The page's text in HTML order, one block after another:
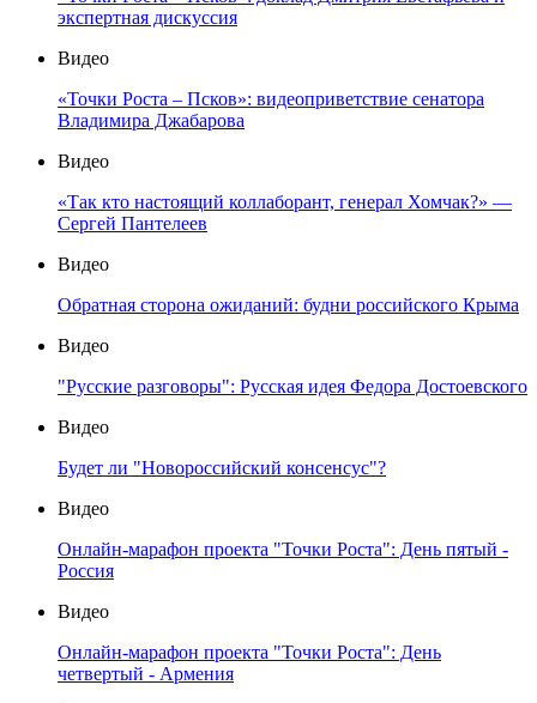
экспертная дискуссия
Видео
«Точки Роста – Псков»: видеоприветствие сенатора
Владимира Джабарова
Видео
«Так кто настоящий коллаборант, генерал Хомчак?» —
Сергей Пантелеев
Видео
Обратная сторона ожиданий: будни российского Крыма
Видео
"Русские разговоры": Русская идея Федора Достоевского
Видео
Будет ли "Новороссийский консенсус"?
Видео
Онлайн-марафон проекта "Точки Роста": День пятый -
Россия
Видео
Онлайн-марафон проекта "Точки Роста": День
четвертый - Армения